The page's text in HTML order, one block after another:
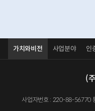
가치와비전 사업분야 인
(
사업자번호 : 220-88-56770